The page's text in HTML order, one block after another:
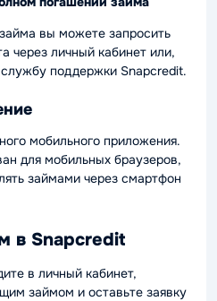
вы можете запросить
через личный кабинет или,
поддержки Snapcredit.
мобильного приложения.
для мобильных браузеров,
займами через смартфон
в Snapcredit
в личный кабинет,
займом и оставьте заявку